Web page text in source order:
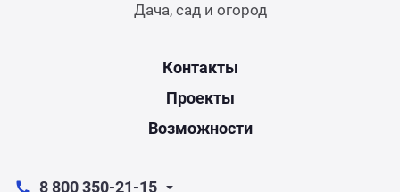
Дача, сад и огород
Контакты
Проекты
Возможности
8 800 350-21-15